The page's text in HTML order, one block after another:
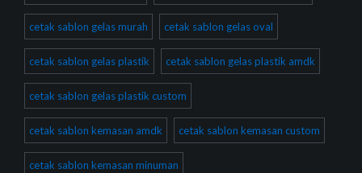
cetak sablon gelas murah cetak sablon gelas oval
cetak sablon gelas plastik cetak sablon gelas plastik amdk
cetak sablon gelas plastik custom
cetak sablon kemasan amdk cetak sablon kemasan custom
cetak sablon kemasan minuman